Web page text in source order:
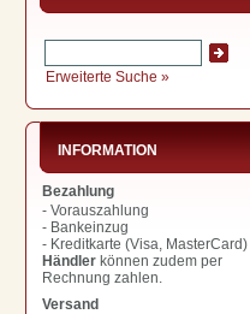
Erweiterte Suche »
INFORMATION
Bezahlung
- Vorauszahlung
- Bankeinzug
- Kreditkarte (Visa, MasterCard)
Händler können zudem per
Rechnung zahlen.
Versand